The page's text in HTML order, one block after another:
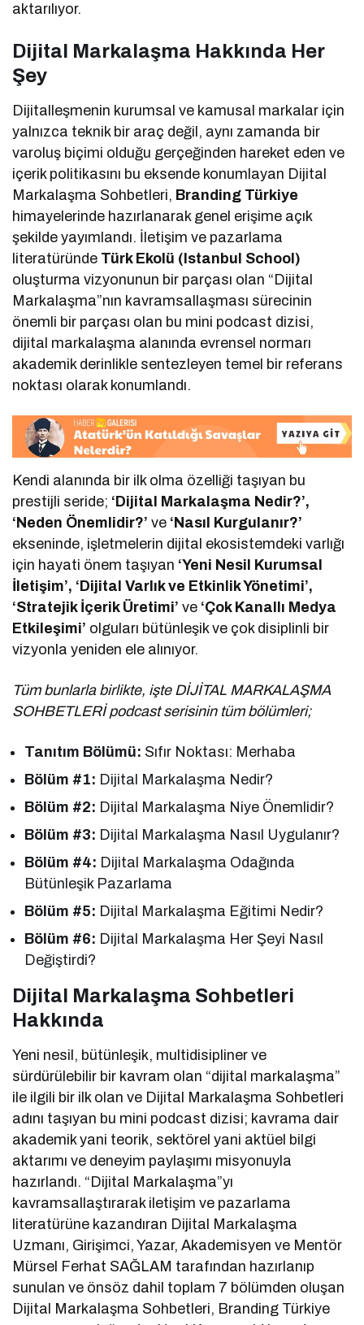
aktarılıyor.
Dijital Markalaşma Hakkında Her
Şey
Dijitalleşmenin kurumsal ve kamusal markalar için
yalnızca teknik bir araç değil, aynı zamanda bir
varoluş biçimi olduğu gerçeğinden hareket eden ve
içerik politikasını bu eksende konumlayan Dijital
Markalaşma Sohbetleri, Branding Türkiye
himayelerinde hazırlanarak genel erişime açık
şekilde yayımlandı. İletişim ve pazarlama
literatüründe Türk Ekolü (Istanbul School)
oluşturma vizyonunun bir parçası olan “Dijital
Markalaşma”nın kavramsallaşması sürecinin
önemli bir parçası olan bu mini podcast dizisi,
dijital markalaşma alanında evrensel normarı
akademik derinlikle sentezleyen temel bir referans
noktası olarak konumlandı.
Kendi alanında bir ilk olma özelliği taşıyan bu
prestijli seride; ‘Dijital Markalaşma Nedir?’,
‘Neden Önemlidir?’ ve ‘Nasıl Kurgulanır?’
ekseninde, işletmelerin dijital ekosistemdeki varlığı
için hayati önem taşıyan ‘Yeni Nesil Kurumsal
İletişim’, ‘Dijital Varlık ve Etkinlik Yönetimi’,
‘Stratejik İçerik Üretimi’ve ‘Çok Kanallı Medya
Etkileşimi’ olguları bütünleşik ve çok disiplinli bir
vizyonla yeniden ele alınıyor.
Tüm bunlarla birlikte, işte DİJİTAL MARKALAŞMA
SOHBETLERİ podcast serisinin tüm bölümleri;
Tanıtım Bölümü: Sıfır Noktası: Merhaba
Bölüm #1: Dijital Markalaşma Nedir?
Bölüm #2: Dijital Markalaşma Niye Önemlidir?
Bölüm #3: Dijital Markalaşma Nasıl Uygulanır?
Bölüm #4: Dijital Markalaşma Odağında
Bütünleşik Pazarlama
Bölüm #5: Dijital Markalaşma Eğitimi Nedir?
Bölüm #6: Dijital Markalaşma Her Şeyi Nasıl
Değiştirdi?
Dijital Markalaşma Sohbetleri
Hakkında
Yeni nesil, bütünleşik, multidisipliner ve
sürdürülebilir bir kavram olan “dijital markalaşma”
ile ilgili bir ilk olan ve Dijital Markalaşma Sohbetleri
adını taşıyan bu mini podcast dizisi; kavrama dair
akademik yani teorik, sektörel yani aktüel bilgi
aktarımı ve deneyim paylaşımı misyonuyla
hazırlandı. “Dijital Markalaşma”yı
kavramsallaştırarak iletişim ve pazarlama
literatürüne kazandıran Dijital Markalaşma
Uzmanı, Girişimci, Yazar, Akademisyen ve Mentör
Mürsel Ferhat SAĞLAM tarafından hazırlanıp
sunulan ve önsöz dahil toplam 7 bölümden oluşan
Dijital Markalaşma Sohbetleri, Branding Türkiye